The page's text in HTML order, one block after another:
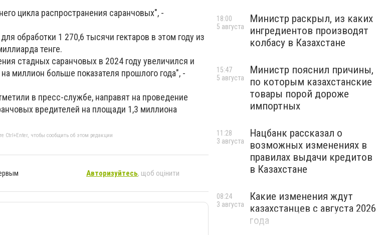
цикла распространения саранчовых", -
обработки 1 270,6 тысячи гектаров в этом году из
тенге.
стадных саранчовых в 2024 году увеличился и
миллион больше показателя прошлого года", -
в пресс-службе, направят на проведение
вредителей на площади 1,3 миллиона
чтобы сообщить об этом редакции
Авторизуйтесь, щоб оцінити
Министр раскрыл, из каких
ингредиентов производят
колбасу в Казахстане
18:00
5 августа
Министр пояснил причины,
по которым казахстанские
товары порой дороже
импортных
15:47
5 августа
Нацбанк рассказал о
возможных изменениях в
правилах выдачи кредитов
в Казахстане
11:28
3 августа
Какие изменения ждут
казахстанцев с августа 2026
года
08:24
3 августа